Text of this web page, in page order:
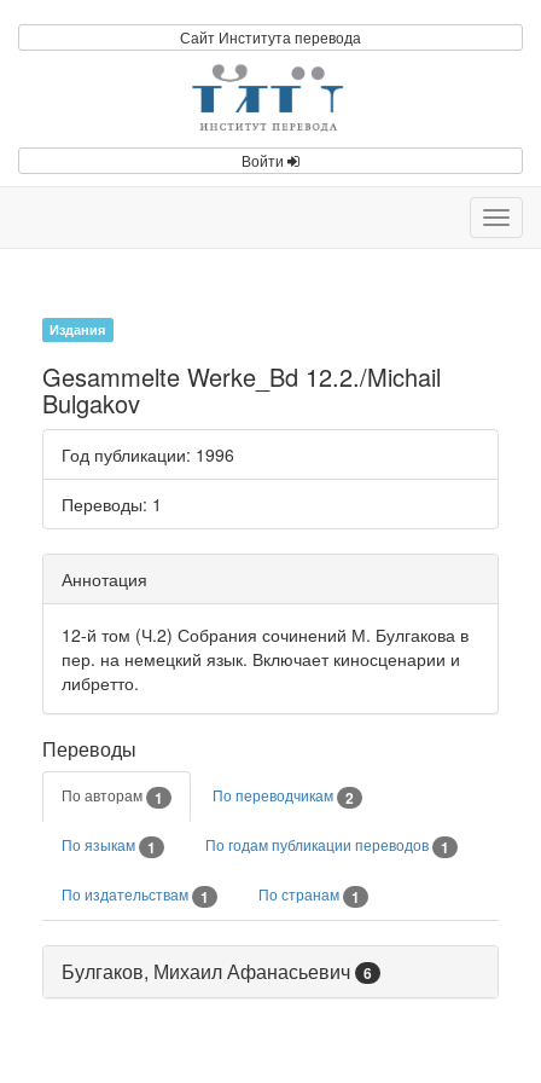
Сайт Института перевода
Войти
Издания
Gesammelte Werke_Bd 12.2./Michail
Bulgakov
Год публикации: 1996
Переводы: 1
Аннотация
12-й том (Ч.2) Собрания сочинений М. Булгакова в
пер. на немецкий язык. Включает киносценарии и
либретто.
Переводы
По авторам 1 По переводчикам 2
По языкам 1 По годам публикации переводов 1
По издательствам 1 По странам 1
Булгаков, Михаил Афанасьевич 6